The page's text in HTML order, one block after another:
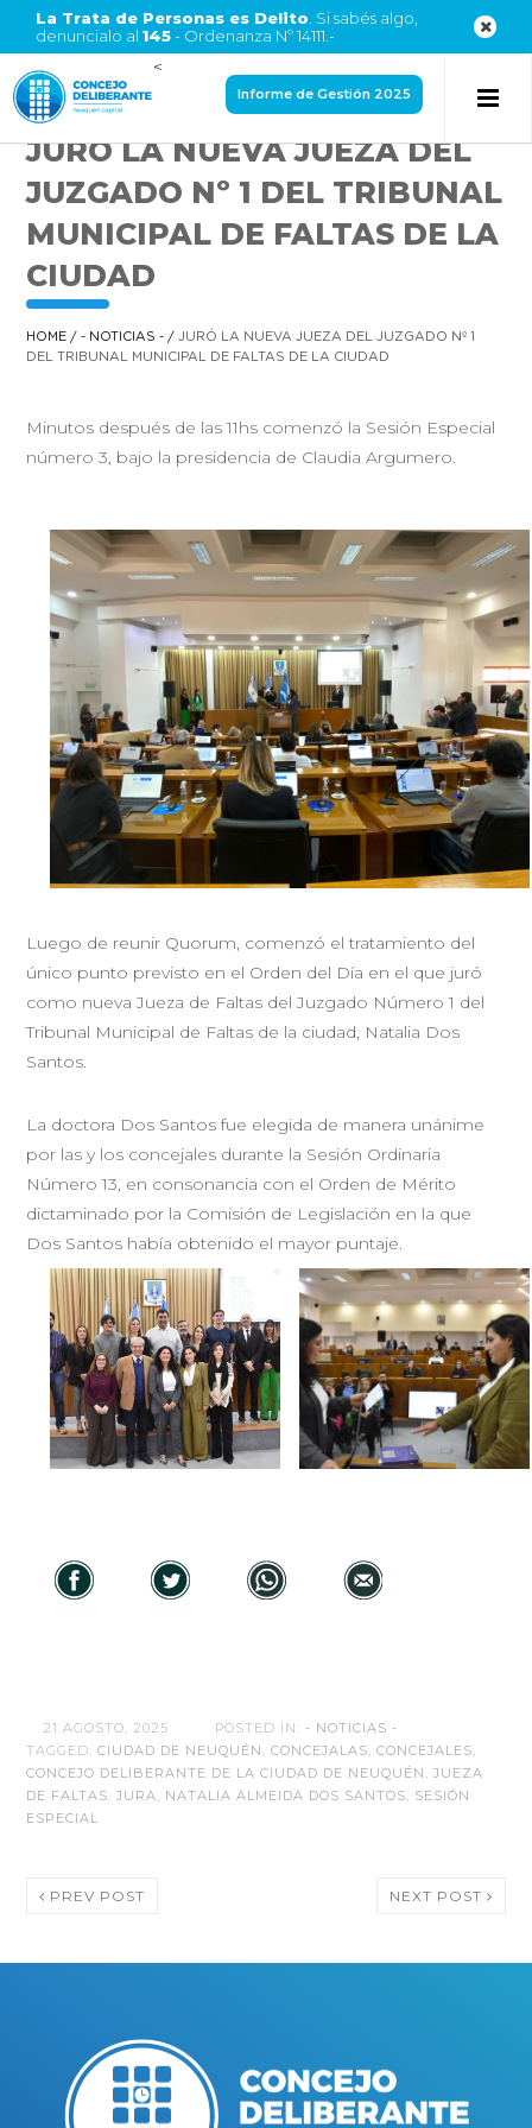
La Trata de Personas es Delito . Si sabés algo,
denuncialo al 145- Ordenanza Nº 14111.-
<
Informe de Gestión 2025
JURÓ LA NUEVA JUEZA DEL
JUZGADO Nº 1 DEL TRIBUNAL
MUNICIPAL DE FALTAS DE LA
CIUDAD
HOME /- NOTICIAS - /JURÓ LA NUEVA JUEZA DEL JUZGADO Nº 1
DEL TRIBUNAL MUNICIPAL DE FALTAS DE LA CIUDAD
Minutos después de las 11hs comenzó la Sesión Especial
número 3, bajo la presidencia de Claudia Argumero.
Luego de reunir Quorum, comenzó el tratamiento del
único punto previsto en el Orden del Día en el que juró
como nueva Jueza de Faltas del Juzgado Número 1 del
Tribunal Municipal de Faltas de la ciudad, Natalia Dos
Santos.
La doctora Dos Santos fue elegida de manera unánime
por las y los concejales durante la Sesión Ordinaria
Número 13, en consonancia con el Orden de Mérito
dictaminado por la Comisión de Legislación en la que
Dos Santos había obtenido el mayor puntaje.
21 AGOSTO, 2025 POSTED IN: - NOTICIAS -
TAGGED:CIUDAD DE NEUQUÉN ,CONCEJALAS,CONCEJALES,
CONCEJO DELIBERANTE DE LA CIUDAD DE NEUQUÉN ,JUEZA
DE FALTAS,JURA, NATALIA ALMEIDA DOS SANTOS, SESIÓN
ESPECIAL
PREV POST NEXT POST